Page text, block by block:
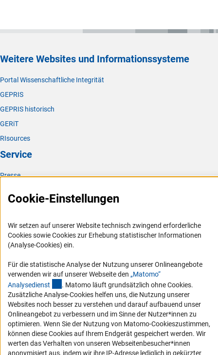
Weitere Websites und Informationssysteme
Portal Wissenschaftliche Integrität
GEPRIS
GEPRIS historisch
GERiT
RIsources
Service
Presse
Karriere
RSS-Feeds
Compliance
Vergabeverfahren
Barrierefreiheit
Service und Informationen für Menschen mit Behinderungen
Erklärung zur Barrierefreiheit
Barriere melden
DFG-aktuell
Cookie-Einstellungen
Wir setzen auf unserer Website technisch zwingend erforderliche
Cookies sowie Cookies zur Erhebung statistischer Informationen
(Analyse-Cookies) ein.
Für die statistische Analyse der Nutzung unserer Onlineangebote
verwenden wir auf unserer Webseite den „Matomo“
Analysedienst (externer Link)
. Matomo läuft grundsätzlich ohne Cookies.
Zusätzliche Analyse-Cookies helfen uns, die Nutzung unserer
Websites noch besser zu verstehen und darauf aufbauend unser
Onlineangebot zu verbessern und im Sinne der Nutzer*innen zu
optimieren. Wenn Sie der Nutzung von Matomo-Cookieszustimmen,
können diese Cookies auf Ihrem Endgerät gespeichert werden. Wir
werten das Verhalten von unseren Webseitenbesucher*innen
anonymisiert aus, indem wir ihre IP-Adresse lediglich in gekürzter